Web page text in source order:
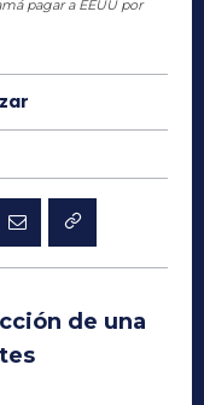
pagar a EEUU por
de una